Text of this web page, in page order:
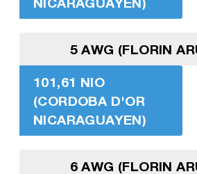
5 AWG (FLORIN
101,61 NIO
(CORDOBA D'OR
NICARAGUAYEN)
6 AWG (FLORIN